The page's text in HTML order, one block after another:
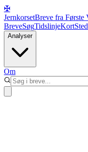
✠
JernkorsetBreve fra Første
BreveSøgTidslinjeKort
Analyser
Om